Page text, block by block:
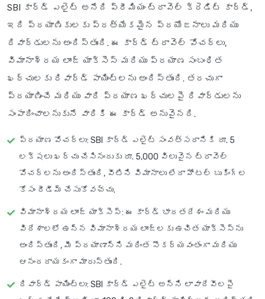
SBI కార్డ్ ఎలైట్ అనేది ప్రీమియం ట్రావెల్ క్రెడిట్ కార్డ్,
ఇది ప్రయాణికులకు ప్రత్యేకమైన ప్రయోజనాలు మరియు
రివార్డులను అందిస్తుంది. ఈ కార్డ్ ట్రావెల్ వోచర్లు,
విమానాశ్రయ లాంజ్ యాక్సెస్ మరియు ప్రయాణ సంబంధిత
ఖర్చులకు రివార్డ్ పాయింట్లను అందిస్తుంది. తరచుగా
ప్రయాణించే మరియు వారి ప్రయాణ ఖర్చులపై రివార్డులను
సంపాదించాలనుకునే వారికి ఈ కార్డ్ అనువైనది.
ప్రయాణ వోచర్లు: SBI కార్డ్ ఎలైట్ సంవత్సరానికి రూ. 5
లక్షలు ఖర్చు చేసినందుకు రూ. 5,000 విలువైన ట్రావెల్
వోచర్‌లను అందిస్తుంది, వీటిని విమానాలు లేదా హోటల్ బుకింగ్‌ల
కోసం రీడీమ్ చేసుకోవచ్చు.
విమానాశ్రయ లాంజ్ యాక్సెస్: ఈ కార్డ్ భారతదేశం మరియు
విదేశాలలో ఉన్న విమానాశ్రయ లాంజ్‌లకు ఉచిత యాక్సెస్‌ను
అందిస్తుంది, మీ ప్రయాణాన్ని మరింత సౌకర్యవంతంగా మరియు
ఆనందదాయకంగా మారుస్తుంది.
రివార్డ్ పాయింట్లు: SBI కార్డ్ ఎలైట్ అన్ని లావాదేవీలపై